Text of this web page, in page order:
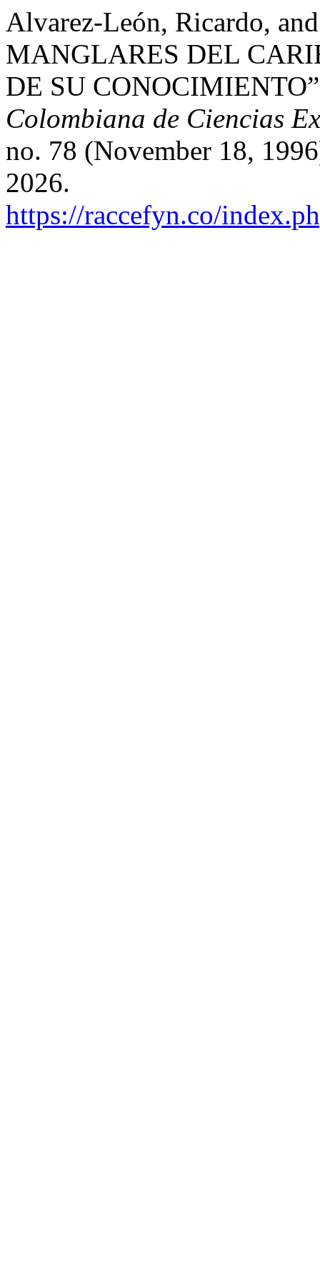
Alvarez-León, Ricardo,
MANGLARES DEL
DE SU
Colombiana de Ciencias
no. 78 (November 18,
2026.
https://raccefyn.co/